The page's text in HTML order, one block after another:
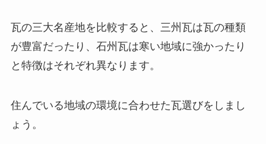
瓦の三大名産地を比較すると、三州瓦は瓦の種類
が豊富だったり、石州瓦は寒い地域に強かったり
と特徴はそれぞれ異なります。
住んでいる地域の環境に合わせた瓦選びをしまし
ょう。